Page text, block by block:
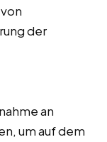
der
an
um auf dem